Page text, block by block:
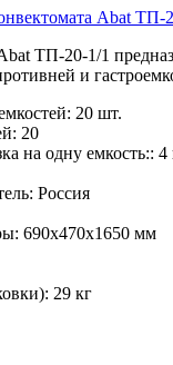
Abat ТП-
ТП-20-1/1
и
20 шт.
20
на одну емкость:: 4
Россия
690х470х1650 мм
29 кг